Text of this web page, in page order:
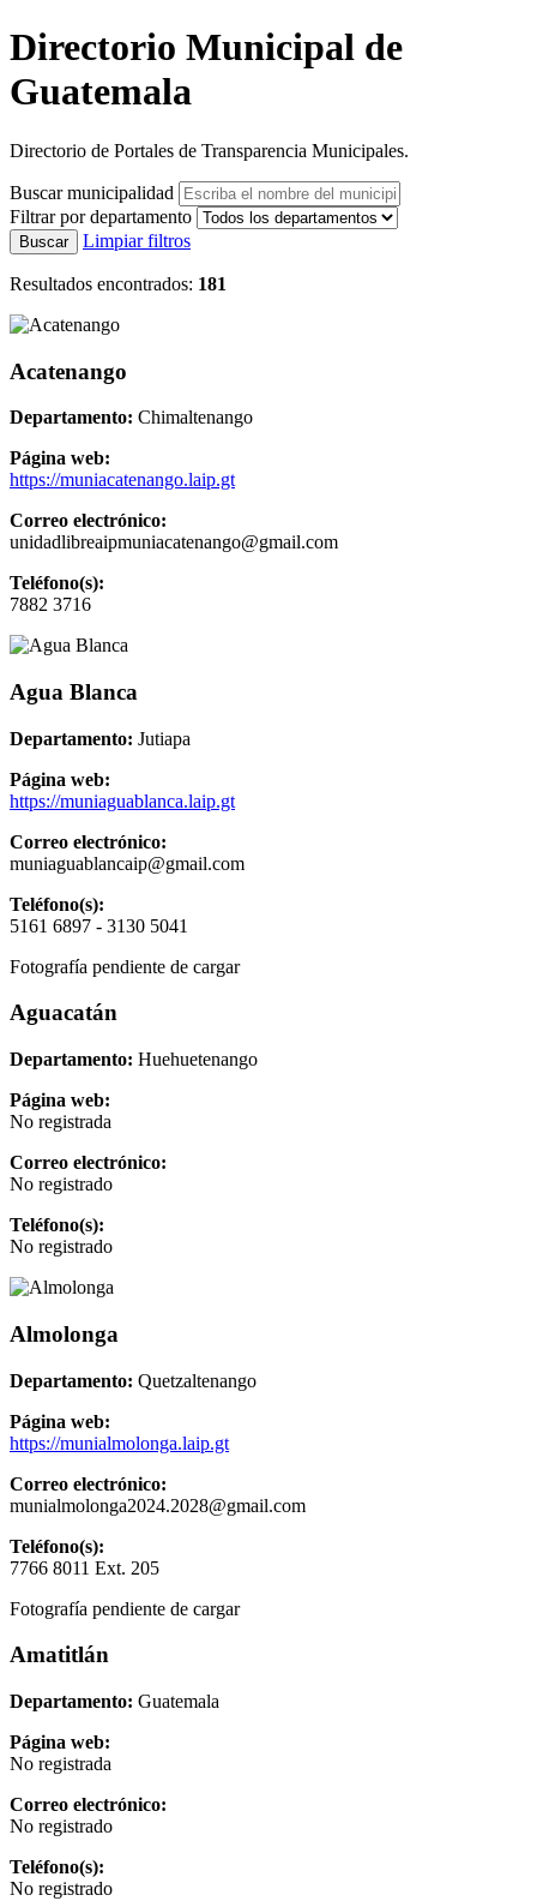
Directorio Municipal de
Guatemala
Directorio de Portales de Transparencia Municipales.
Buscar municipalidad
Filtrar por departamento
Buscar Limpiar filtros
Resultados encontrados: 181
Acatenango
Departamento: Chimaltenango
Página web:
https://muniacatenango.laip.gt
Correo electrónico:
unidadlibreaipmuniacatenango@gmail.com
Teléfono(s):
7882 3716
Agua Blanca
Departamento: Jutiapa
Página web:
https://muniaguablanca.laip.gt
Correo electrónico:
muniaguablancaip@gmail.com
Teléfono(s):
5161 6897 - 3130 5041
Fotografía pendiente de cargar
Aguacatán
Departamento: Huehuetenango
Página web:
No registrada
Correo electrónico:
No registrado
Teléfono(s):
No registrado
Almolonga
Departamento: Quetzaltenango
Página web:
https://munialmolonga.laip.gt
Correo electrónico:
munialmolonga2024.2028@gmail.com
Teléfono(s):
7766 8011 Ext. 205
Fotografía pendiente de cargar
Amatitlán
Departamento: Guatemala
Página web:
No registrada
Correo electrónico:
No registrado
Teléfono(s):
No registrado